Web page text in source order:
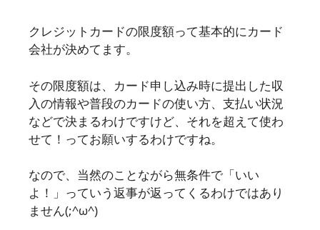
クレジットカードの限度額って基本的にカード
会社が決めてます。
その限度額は、カード申し込み時に提出した収
入の情報や普段のカードの使い方、支払い状況
などで決まるわけですけど、それを超えて使わ
せて！ってお願いするわけですね。
なので、当然のことながら無条件で「いい
よ！」っていう返事が返ってくるわけではあり
ません(;^ω^)